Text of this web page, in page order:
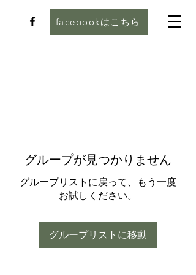
facebookはこちら
グループが見つかりません
グループリストに戻って、もう一度
お試しください。
グループリストに移動